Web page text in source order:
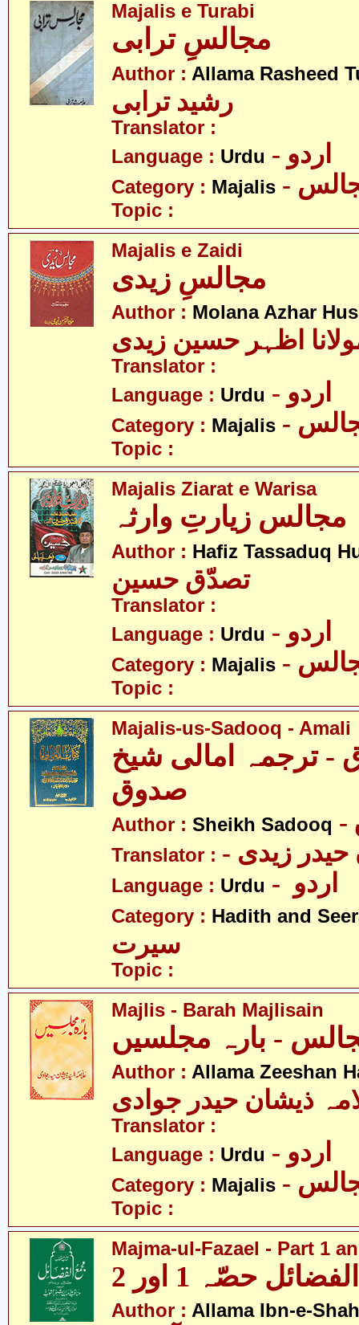
Majalis e Turabi
مجالسِ ترابی
Author : Allama Rasheed
رشید ترابی
Translator :
Language : Urdu - اردو
Category : Majalis
Topic :
Majalis e Zaidi
مجالسِ زیدی
Author : Molana Azhar
اظہر حسین زیدی
Translator :
Language : Urdu - اردو
Category : Majalis
Topic :
Majalis Ziarat e Warisa
مجالس زیارتِ وارثہ
Author : Hafiz Tassaduq
تصدّق حسین
Translator :
Language : Urdu - اردو
Category : Majalis
Topic :
Majalis-us-Sadooq - Amali
ترجمہ امالی شیخ
صدوق
Author : Sheikh Sadooq
Translator :
Language : Urdu
Category : Hadith and
سیرت
Topic :
Majlis - Barah Majlisain
- بارہ مجلسیں
Author : Allama Zeeshan
ذیشان حیدر جوادی
Translator :
Language : Urdu - اردو
Category : Majalis
Topic :
Majma-ul-Fazael - Part 1
حصّہ 1 اور 2
Author : Allama Ibn-e-